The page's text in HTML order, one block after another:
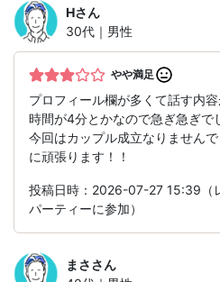
Hさん
30代｜男性
やや満足
プロフィール欄が多くて話す内
時間が4分とかなので急ぎ急ぎで
今回はカップル成立なりません
に頑張ります！！
投稿日時：2026-07-27 15:39（
パーティーに参加）
まささん